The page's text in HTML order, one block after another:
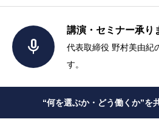

講演・セミナー承り
代表取締役 野村美由紀
す。
“何を選ぶか・どう働くか”を